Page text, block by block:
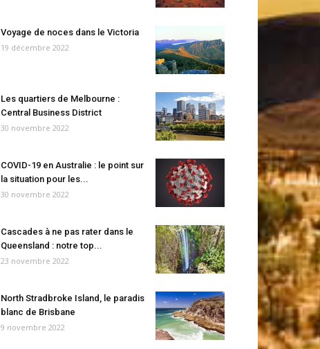
Voyage de noces dans le Victoria
19 décembre 2022
Les quartiers de Melbourne :
Central Business District
30 novembre 2022
COVID-19 en Australie : le point sur
la situation pour les...
30 novembre 2022
Cascades à ne pas rater dans le
Queensland : notre top...
23 novembre 2022
North Stradbroke Island, le paradis
blanc de Brisbane
9 novembre 2022